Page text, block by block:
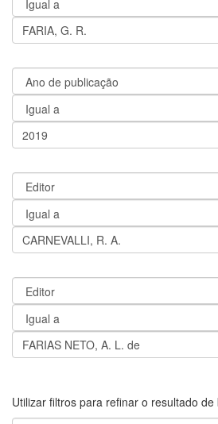
Utilizar filtros para refinar o resultado de